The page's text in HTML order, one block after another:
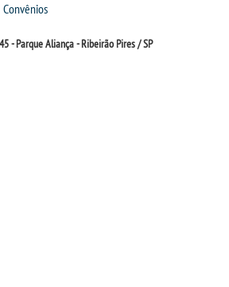
Convênios
- Parque Aliança - Ribeirão Pires / SP